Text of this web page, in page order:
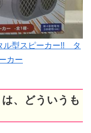
ル型スピーカー!! タ
カー